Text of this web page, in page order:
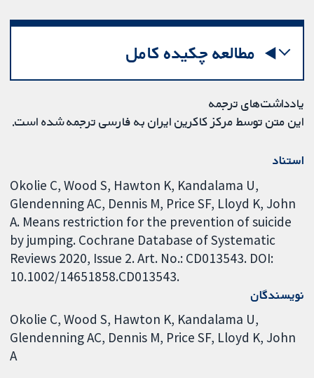
مطالعه چکیده کامل
یادداشت‌های ترجمه
این متن توسط مرکز کاکرین ایران به فارسی ترجمه شده است.
استناد
Okolie C, Wood S, Hawton K, Kandalama U,
Glendenning AC, Dennis M, Price SF, Lloyd K, John
A. Means restriction for the prevention of suicide
by jumping. Cochrane Database of Systematic
Reviews 2020, Issue 2. Art. No.: CD013543. DOI:
10.1002/14651858.CD013543.
نویسندگان
Okolie C Wood S Hawton K Kandalama U
Glendenning AC Dennis M Price SF Lloyd K John
A